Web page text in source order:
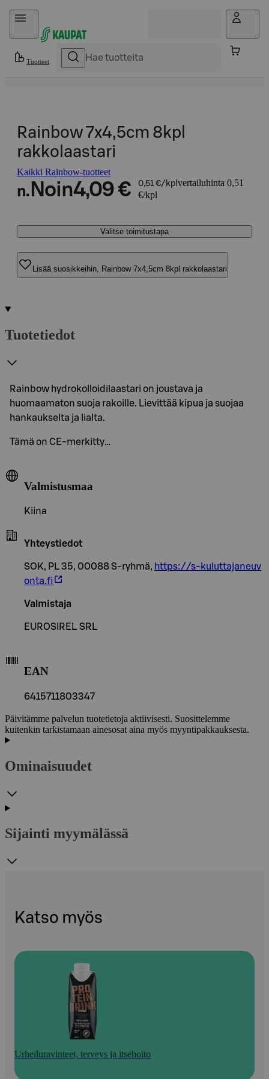
Hyppää sisältöön
Tuotteet
Rainbow 7x4,5cm 8kpl
rakkolaastari
Kaikki Rainbow-tuotteet
n. Noin4,09 € 0,51 €/kpl vertailuhinta 0,51
€/kpl
Valitse toimitustapa
Lisää suosikkeihin, Rainbow 7x4,5cm 8kpl rakkolaastari
Tuotetiedot
Rainbow hydrokolloidilaastari on joustava ja
huomaamaton suoja rakoille. Lievittää kipua ja suojaa
hankaukselta ja lialta.
Tämä on CE-merkitty…
Valmistusmaa
Kiina
Yhteystiedot
SOK, PL 35, 00088 S-ryhmä, https://s-kuluttajaneuv
onta.fi
Valmistaja
EUROSIREL SRL
EAN
6415711803347
Päivitämme palvelun tuotetietoja aktiivisesti. Suosittelemme
kuitenkin tarkistamaan ainesosat aina myös myyntipakkauksesta.
Ominaisuudet
Sijainti myymälässä
Katso myös
Urheiluravinteet, terveys ja itsehoito